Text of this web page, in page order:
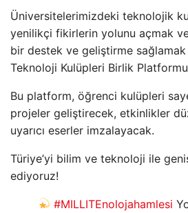
Üniversitelerimizdeki teknolojik
yenilikçi fikirlerin yolunu açmak
bir destek ve geliştirme
Teknoloji Kulüpleri Birlik
Bu platform, öğrenci kulüpleri
projeler geliştirecek, etkinlikler
uyarıcı eserler imzalayacak.
Türiye’yi bilim ve teknoloji ile
ediyoruz!
#MILLITEnolojahamlesi